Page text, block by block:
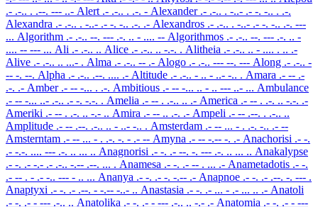
.- .-.. . .--. --- ..- Alert .- .-.. . .-. - Alexander .- .-.. . -..- .- -. -.. . .-.
Alexandra .- .-.. . -..- .- -. -.. .-. .- Alexandros .- .-.. . -..- .- -. -.. .-. ---
... Algorithm .- .-.. --. --- .-. .. - .... -- Algorithmos .- .-.. --. --- .-. .. -
.... -- --- ... Ali .- .-.. .. Alice .- .-.. .. -.-. . Alitheia .- .-.. .. - .... . .. .-
Alive .- .-.. .. ...- . Alma .- .-.. -- .- Alogo .- .-.. --- --. --- Along .- .-.. -
-- -. --. Alpha .- .-.. .--. .... .- Altitude .- .-.. - .. - ..- -.. . Amara .- -- .-
.-. .- Amber .- -- -... . .-. Ambitious .- -- -... .. - .. --- ..- ... Ambulance
.- -- -... ..- .-.. .- -. -.-. . Amelia .- -- . .-.. .. .- America .- -- . .-. .. -.-. .-
Ameriki .- -- . .-. .. -.- .. Amira .- -- .. .-. .- Ampeli .- -- .--. . .-.. ..
Amplitude .- -- .--. .-.. .. - ..- -.. . Amsterdam .- -- ... - . .-. -.. .- --
Amsterntam .- -- ... - . .-. -. - .- -- Amyna .- -- -.-- -. .- Anachorisi .- -.
.- -.-. .... --- .-. .. ... .. Anagnorisi .- -. .- --. -. --- .-. .. ... .. Anakalypse
.- -. .- -.- .- .-.. -.-- .--. ... . Anamesa .- -. .- -- . ... .- Anametadotis .- -.
.- -- . - .- -.. --- - .. ... Ananya .- -. .- -. -.-- .- Anapnoe .- -. .- .--. -. --- .
Anaptyxi .- -. .- .--. - -.-- -..- .. Anastasia .- -. .- ... - .- ... .. .- Anatoli
.- -. .- - --- .-.. .. Anatolika .- -. .- - --- .-.. .. -.- .- Anatomia .- -. .- - ---